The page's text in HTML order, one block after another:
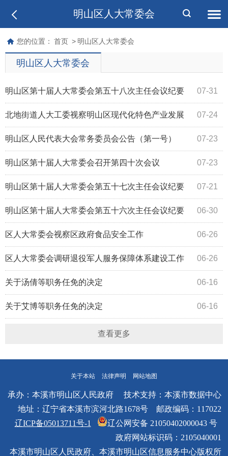
明山区人大常委会
您的位置： 首页 > 明山区人大常委会
明山区人大常委会
07-31
明山区第十届人大常委会第五十八次主任会议纪要
07-24
北地街道人大工委视察明山区现代化特色产业发展
情况 07-23
明山区人民代表大会常务委员会公告（第一号）
07-23
明山区第十届人大常委会召开第四十次会议
07-21
明山区第十届人大常委会第五十七次主任会议纪要
06-30
明山区第十届人大常委会第五十六次主任会议纪要
06-26
区人大常委会视察区政府食品安全工作
06-26
区人大常委会调研退役军人服务保障体系建设工作
情况 06-16
关于汤倩等职务任免的决定
06-16
关于艾博等职务任免的决定
查看更多
关于本站 法律声明 网站地图
承办：本溪市明山区人民政府 技术支持：本溪市数据中心
地址：辽宁省本溪市滨河北路1678号 邮政编码：117022
辽ICP备05013711号-1
辽公网安备 21050402000043 号
政府网站标识码：2105040001
本溪市明山区人民政府、本溪市明山区信息服务中心版权所